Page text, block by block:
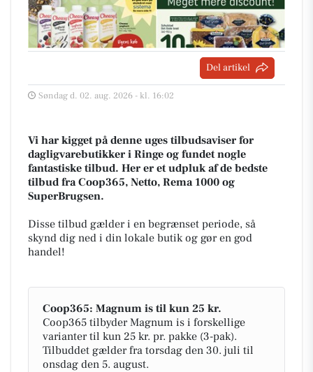
Del artikel
Søndag d. 02. aug. 2026 - kl. 16:02
Vi har kigget på denne uges tilbudsaviser for
dagligvarebutikker i Ringe og fundet nogle
fantastiske tilbud. Her er et udpluk af de bedste
tilbud fra Coop365, Netto, Rema 1000 og
SuperBrugsen.
Disse tilbud gælder i en begrænset periode, så
skynd dig ned i din lokale butik og gør en god
handel!
Coop365: Magnum is til kun 25 kr.
Coop365 tilbyder Magnum is i forskellige
varianter til kun 25 kr. pr. pakke (3-pak).
Tilbuddet gælder fra torsdag den 30. juli til
onsdag den 5. august.